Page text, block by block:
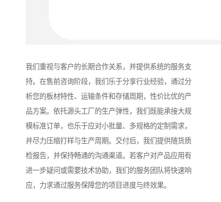
我们重视与客户的长期合作关系，并提供系统的服务支
持。在售前咨询阶段，我们乐于分享行业经验，通过分
析您的板材特性、运输条件和存储周期，性价比优的产
品方案。依托源头工厂的生产弹性，我们既能承接大规
模标准订单，也乐于应对小批量、多规格的定制需求，
并尽力压缩打样与生产周期。交付后，我们提供随货质
检报告，并保持畅通的沟通渠道。若客户对产品应用有
进一步疑问或需要技术协助，我们的服务团队将快速响
应，力求通过服务保障您的项目进度与终效果。